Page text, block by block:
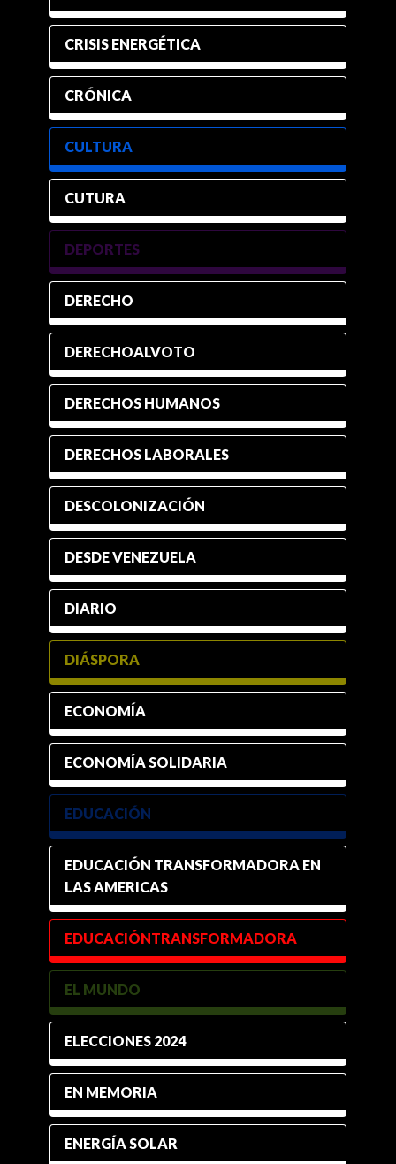
CRISIS ENERGÉTICA
CRÓNICA
CULTURA
CUTURA
DEPORTES
DERECHO
DERECHOALVOTO
DERECHOS HUMANOS
DERECHOS LABORALES
DESCOLONIZACIÓN
DESDE VENEZUELA
DIARIO
DIÁSPORA
ECONOMÍA
ECONOMÍA SOLIDARIA
EDUCACIÓN
EDUCACIÓN TRANSFORMADORA EN
LAS AMERICAS
EDUCACIÓNTRANSFORMADORA
EL MUNDO
ELECCIONES 2024
EN MEMORIA
ENERGÍA SOLAR